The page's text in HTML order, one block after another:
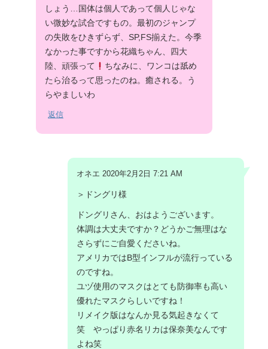
しょう…国体は個人であって個人じゃな
い微妙な試合ですもの。最初のジャンプ
の失敗をひきずらず、SP,FS揃えた。今季
なかった事ですから花織ちゃん、四大
陸、頑張って
ちなみに、ワンコは舐め
たら治るって思ったのね。癒される。う
らやましいわ
返信
オネエ 2020年2月2日 7:21 AM
＞ドングリ様
ドングリさん、おはようございます。
体調は大丈夫ですか？どうかご無理はな
さらずにご自愛くださいね。
アメリカではB型インフルが流行っている
のですね。
ユヅ使用のマスクはとても防御率も高い
優れたマスクらしいですね！
リメイク版はなんか見る気起きなくて
笑 やっぱり赤名リカは保奈美なんです
よね笑